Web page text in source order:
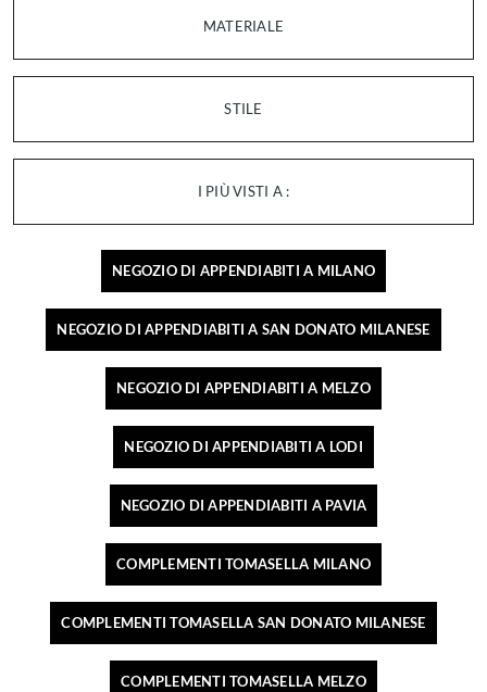
MATERIALE
STILE
I PIÙ VISTI A :
NEGOZIO DI APPENDIABITI A MILANO
NEGOZIO DI APPENDIABITI A SAN DONATO MILANESE
NEGOZIO DI APPENDIABITI A MELZO
NEGOZIO DI APPENDIABITI A LODI
NEGOZIO DI APPENDIABITI A PAVIA
COMPLEMENTI TOMASELLA MILANO
COMPLEMENTI TOMASELLA SAN DONATO MILANESE
COMPLEMENTI TOMASELLA MELZO